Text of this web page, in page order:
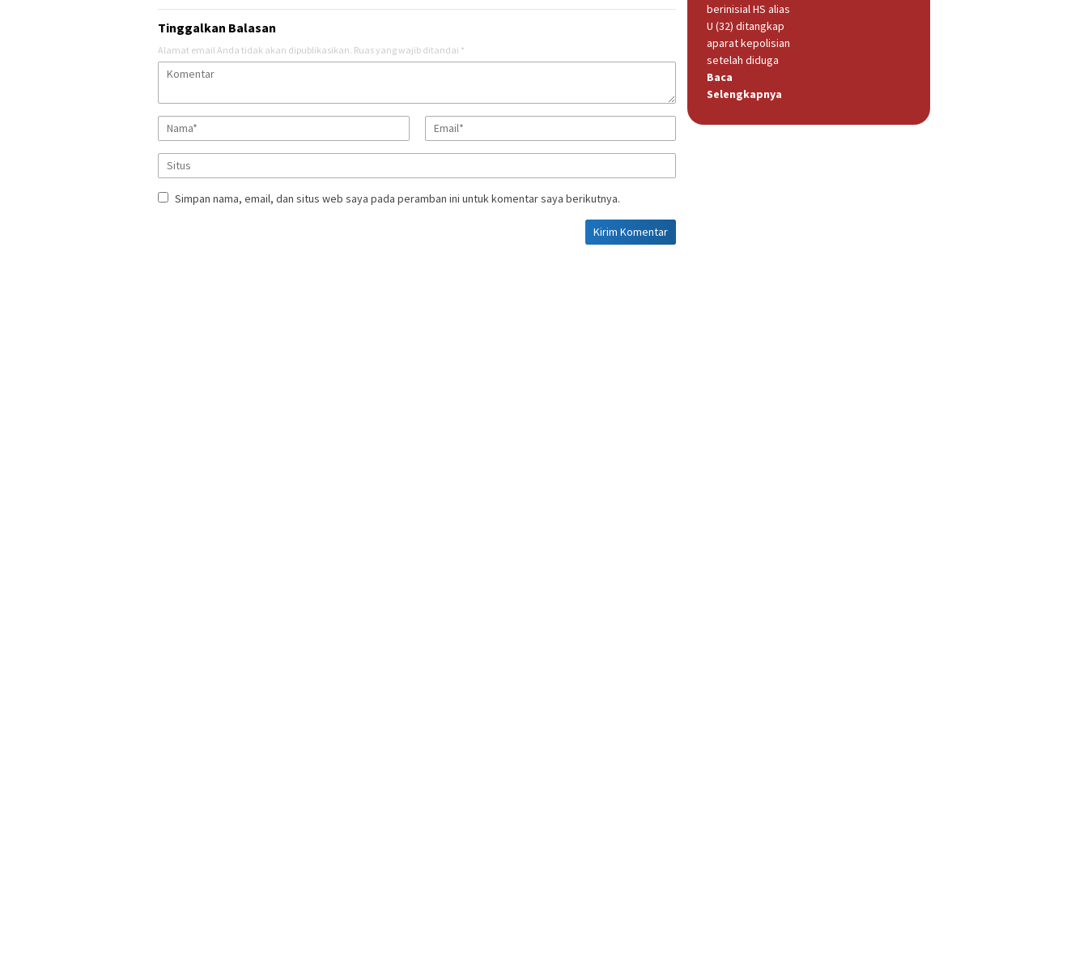
Tinggalkan Balasan
Alamat email Anda tidak akan dipublikasikan. Ruas yang wajib ditandai *
Simpan nama, email, dan situs web saya pada peramban ini untuk komentar saya berikutnya.
berinisial HS alias
U (32) ditangkap
aparat kepolisian
setelah diduga
Baca
Selengkapnya